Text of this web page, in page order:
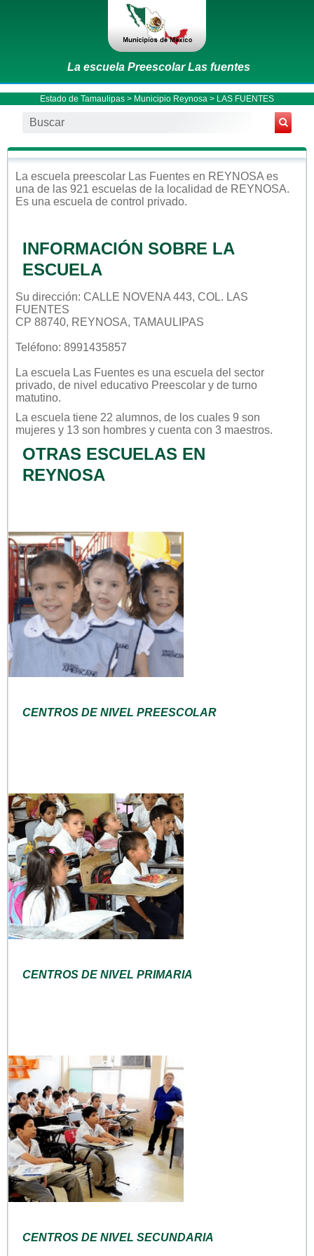
La escuela Preescolar Las fuentes
Estado de Tamaulipas > Municipio Reynosa > LAS FUENTES
La escuela preescolar Las Fuentes en REYNOSA es
una de las 921 escuelas de la localidad de REYNOSA.
Es una escuela de control privado.
INFORMACIÓN SOBRE LA
ESCUELA
Su dirección: CALLE NOVENA 443, COL. LAS
FUENTES
CP 88740, REYNOSA, TAMAULIPAS
Teléfono: 8991435857
La escuela Las Fuentes es una escuela del sector
privado, de nivel educativo Preescolar y de turno
matutino.
La escuela tiene 22 alumnos, de los cuales 9 son
mujeres y 13 son hombres y cuenta con 3 maestros.
OTRAS ESCUELAS EN
REYNOSA
CENTROS DE NIVEL PREESCOLAR
CENTROS DE NIVEL PRIMARIA
CENTROS DE NIVEL SECUNDARIA